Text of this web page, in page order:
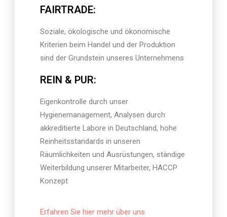
FAIRTRADE:
Soziale, ökologische und ökonomische
Kriterien beim Handel und der Produktion
sind der Grundstein unseres Unternehmens
REIN & PUR:
Eigenkontrolle durch unser
Hygienemanagement, Analysen durch
akkreditierte Labore in Deutschland, hohe
Reinheitsstandards in unseren
Räumlichkeiten und Ausrüstungen, ständige
Weiterbildung unserer Mitarbeiter, HACCP
Konzept
Erfahren Sie hier mehr über uns